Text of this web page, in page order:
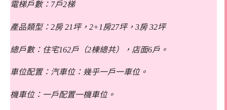
電梯戶數：7戶2梯
產品類型：2房 21坪，2+1房27坪，3房 32坪
總戶數：住宅162戶（2棟總共），店面6戶。
車位配置：汽車位：幾乎一戶一車位。
機車位：一戶配置一機車位。